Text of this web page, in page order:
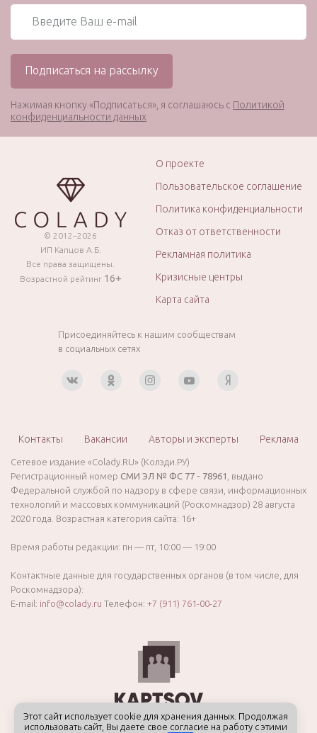
Нажимая кнопку «Подписаться», я соглашаюсь с Политикой
конфиденциальности данных
© 2012–2026
ИП Капцов А.Б.
Все права защищены.
Возрастной рейтинг 16+
О проекте
Пользовательское соглашение
Политика конфиденциальности
Отказ от ответственности
Рекламная политика
Кризисные центры
Карта сайта
Присоединяйтесь к нашим сообществам
в социальных сетях
Контакты Вакансии Авторы и эксперты Реклама
Сетевое издание «Colady.RU» (Колэди.РУ)
Регистрационный номер СМИ ЭЛ № ФС 77 - 78961
, выдано
Федеральной службой по надзору в сфере связи, информационных
технологий и массовых коммуникаций (Роскомнадзор) 28 августа
2020 года. Возрастная категория сайта: 16+
Время работы редакции: пн — пт, 10:00 — 19:00
Контактные данные для государственных органов (в том числе, для
Роскомнадзора):
E-mail: info@colady.ru Телефон: +7 (911) 761-00-27
Этот сайт использует cookie для хранения данных. Продолжая
использовать сайт, Вы даете свое согласие на работу с этими